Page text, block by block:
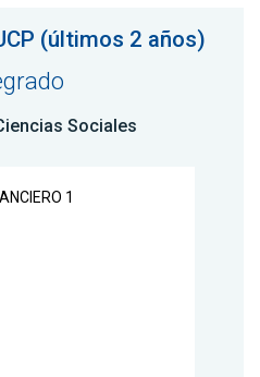
(últimos 2 años)
Sociales
1